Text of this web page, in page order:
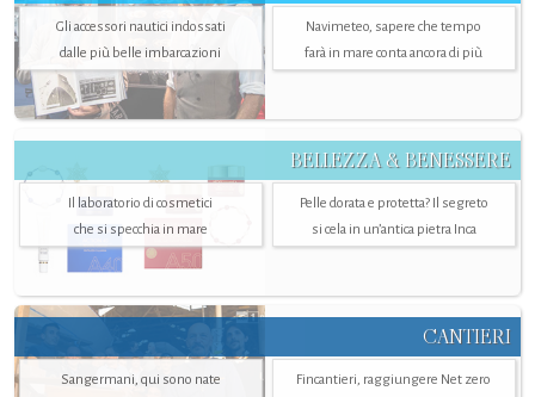
Gli accessori nautici indossati
dalle più belle imbarcazioni
Navimeteo, sapere che tempo
farà in mare conta ancora di più
BELLEZZA & BENESSERE
Il laboratorio di cosmetici
che si specchia in mare
Pelle dorata e protetta? Il segreto
si cela in un’antica pietra Inca
CANTIERI
Sangermani, qui sono nate
Fincantieri, raggiungere Net zero